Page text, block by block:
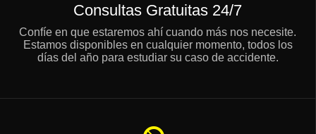
Consultas Gratuitas 24/7
Confíe en que estaremos ahí cuando más nos necesite.
Estamos disponibles en cualquier momento, todos los
días del año para estudiar su caso de accidente.